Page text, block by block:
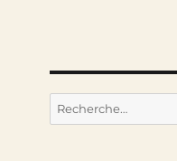
Recherche
pour :